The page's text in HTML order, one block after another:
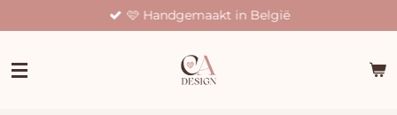
direct
de
🩷 Handgemaakt in België